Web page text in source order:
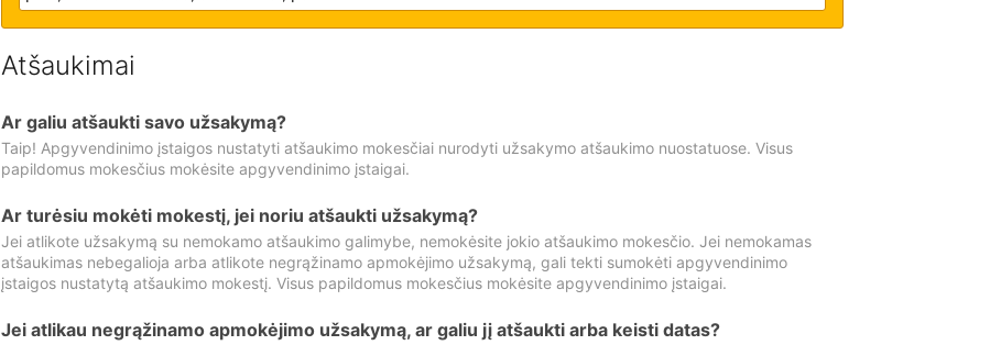
Atšaukimai
Ar galiu atšaukti savo užsakymą?
Taip! Apgyvendinimo įstaigos nustatyti atšaukimo mokesčiai nurodyti užsakymo atšaukimo nuostatuose. Visus
papildomus mokesčius mokėsite apgyvendinimo įstaigai.
Ar turėsiu mokėti mokestį, jei noriu atšaukti užsakymą?
Jei atlikote užsakymą su nemokamo atšaukimo galimybe, nemokėsite jokio atšaukimo mokesčio. Jei nemokamas
atšaukimas nebegalioja arba atlikote negrąžinamo apmokėjimo užsakymą, gali tekti sumokėti apgyvendinimo
įstaigos nustatytą atšaukimo mokestį. Visus papildomus mokesčius mokėsite apgyvendinimo įstaigai.
Jei atlikau negrąžinamo apmokėjimo užsakymą, ar galiu jį atšaukti arba keisti datas?